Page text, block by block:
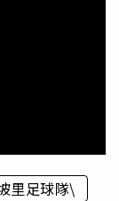
里足球隊\